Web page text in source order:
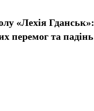
«Лехія Гданськ»:
перемог та падінь